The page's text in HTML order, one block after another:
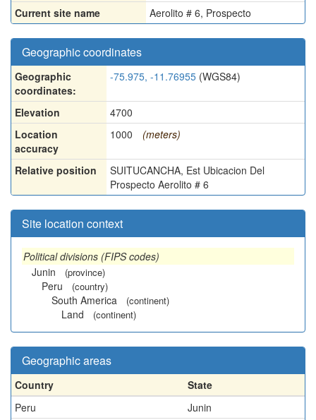
Current site name
Aerolito # 6, Prospecto
Geographic coordinates
Geographic
coordinates:
-75.975, -11.76955 (WGS84)
Elevation
4700
Location
accuracy
1000 (meters)
Relative position
SUITUCANCHA, Est Ubicacion Del
Prospecto Aerolito # 6
Site location context
Political divisions (FIPS codes)
Junin
(province)
Peru (country)
South America (continent)
Land (continent)
Geographic areas
Country
State
Peru
Junin